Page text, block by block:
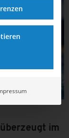
überzeugt im